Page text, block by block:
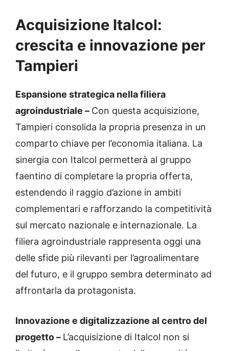
Acquisizione Italcol:
crescita e innovazione per
Tampieri
Espansione strategica nella filiera
agroindustriale – Con questa acquisizione,
Tampieri consolida la propria presenza in un
comparto chiave per l’economia italiana. La
sinergia con Italcol permetterà al gruppo
faentino di completare la propria offerta,
estendendo il raggio d’azione in ambiti
complementari e rafforzando la competitività
sul mercato nazionale e internazionale. La
filiera agroindustriale rappresenta oggi una
delle sfide più rilevanti per l’agroalimentare
del futuro, e il gruppo sembra determinato ad
affrontarla da protagonista.
Innovazione e digitalizzazione al centro del
progetto – L’acquisizione di Italcol non si